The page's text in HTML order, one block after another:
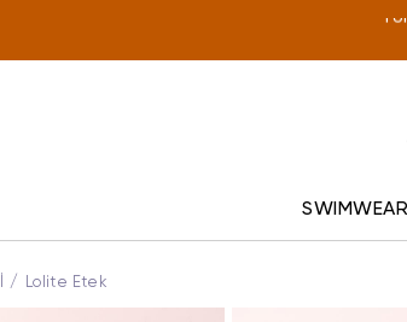
SWIMWEAR
Lolite Etek